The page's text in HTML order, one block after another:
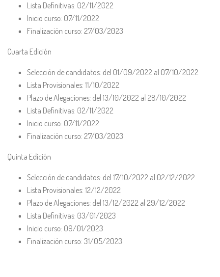
Lista Definitivas: 02/11/2022
Inicio curso: 07/11/2022
Finalización curso: 27/03/2023
Cuarta Edición
Selección de candidatos: del 01/09/2022 al 07/10/2022
Lista Provisionales: 11/10/2022
Plazo de Alegaciones: del 13/10/2022 al 28/10/2022
Lista Definitivas: 02/11/2022
Inicio curso: 07/11/2022
Finalización curso: 27/03/2023
Quinta Edición
Selección de candidatos: del 17/10/2022 al 02/12/2022
Lista Provisionales: 12/12/2022
Plazo de Alegaciones: del 13/12/2022 al 29/12/2022
Lista Definitivas: 03/01/2023
Inicio curso: 09/01/2023
Finalización curso: 31/05/2023